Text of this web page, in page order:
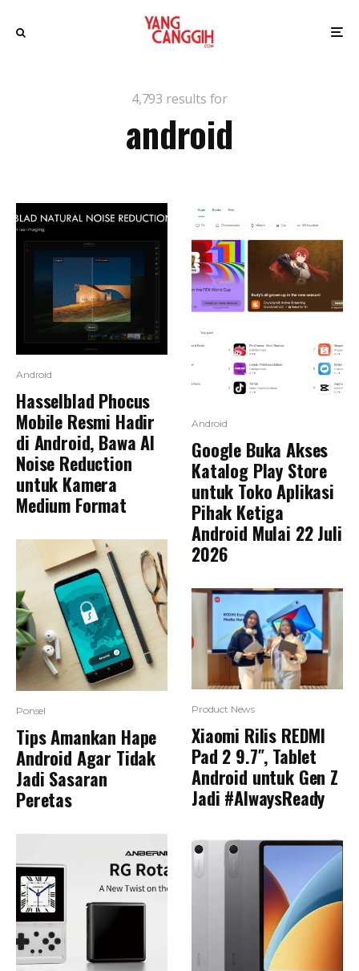
4,793 results for
android
Android
Hasselblad Phocus
Mobile Resmi Hadir
di Android, Bawa AI
Noise Reduction
untuk Kamera
Medium Format
Ponsel
Tips Amankan Hape
Android Agar Tidak
Jadi Sasaran
Peretas
Android
Google Buka Akses
Katalog Play Store
untuk Toko Aplikasi
Pihak Ketiga
Android Mulai 22 Juli
2026
Product News
Xiaomi Rilis REDMI
Pad 2 9.7″, Tablet
Android untuk Gen Z
Jadi #AlwaysReady